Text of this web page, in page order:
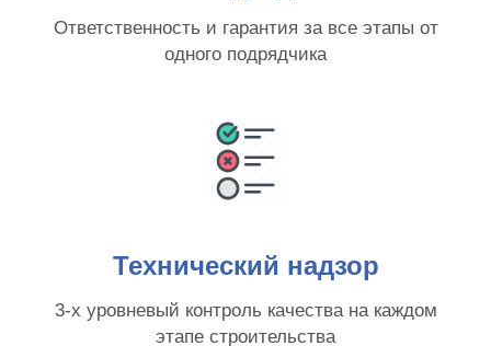
Ответственность и гарантия за все этапы от
одного подрядчика
Технический надзор
3-х уровневый контроль качества на каждом
этапе строительства